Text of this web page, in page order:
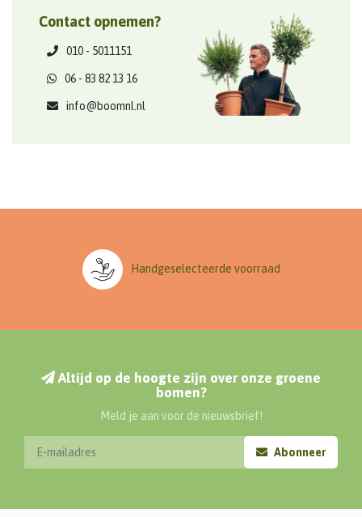
Contact opnemen?
010 - 5011151
06 - 83 82 13 16
info@boomnl.nl
Handgeselecteerde voorraad
Altijd op de hoogte zijn over onze groene
bomen?
Meld je aan voor de nieuwsbrief!
Abonneer